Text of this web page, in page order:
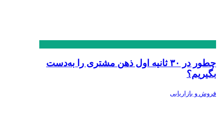
چطور در ۳۰ ثانیه اول ذهن مشتری را به‌دست
بگیریم؟
فروش و بازاریابی